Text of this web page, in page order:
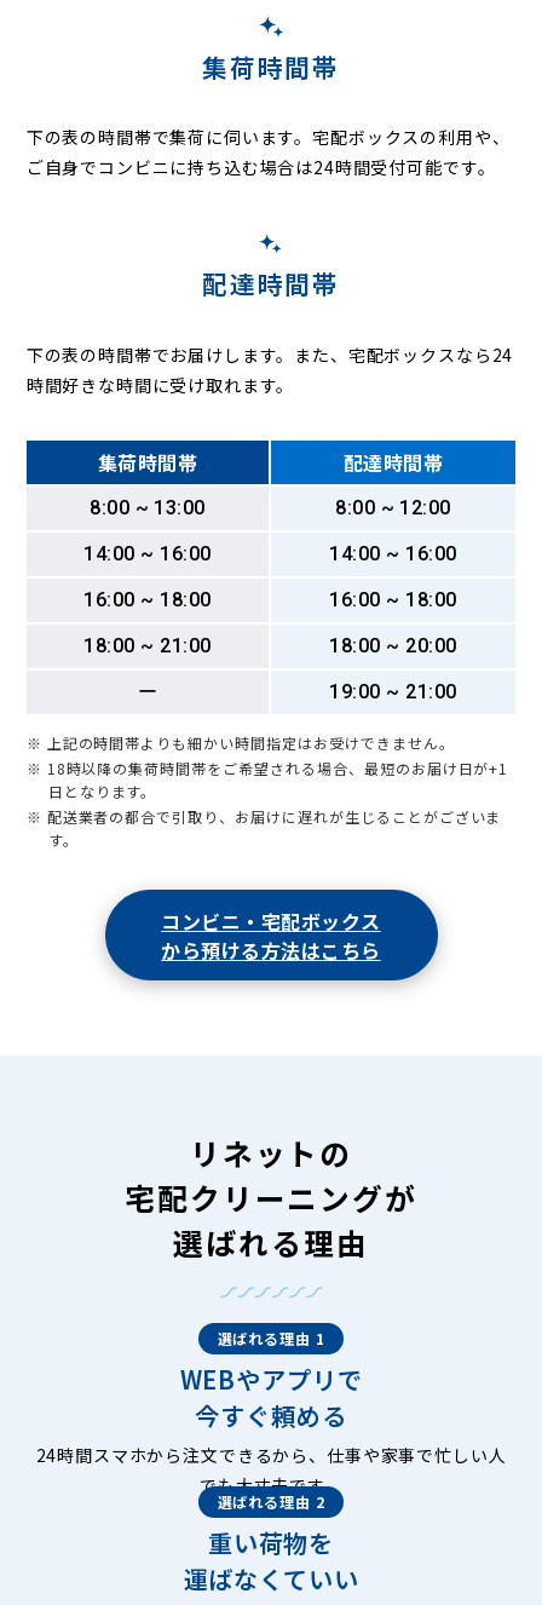
集荷時間帯
下の表の時間帯で集荷に伺います。宅配ボックスの利用や、
ご自身でコンビニに持ち込む場合は24時間受付可能です。
配達時間帯
下の表の時間帯でお届けします。また、宅配ボックスなら24
時間好きな時間に受け取れます。
集荷時間帯 配達時間帯
8:00 ~ 13:00
8:00 ~ 12:00
14:00 ~ 16:00
14:00 ~ 16:00
16:00 ~ 18:00
16:00 ~ 18:00
18:00 ~ 21:00
18:00 ~ 20:00
ー
19:00 ~ 21:00
※ 上記の時間帯よりも細かい時間指定はお受けできません。
※ 18時以降の集荷時間帯をご希望される場合、最短のお届け日が+1
日となります。
※ 配送業者の都合で引取り、お届けに遅れが生じることがございま
す。
コンビニ・宅配ボックス
から預ける方法はこちら
リネットの
宅配クリーニングが
選ばれる理由
選ばれる理由 1
WEBやアプリで
今すぐ頼める
24時間スマホから注文できるから、仕事や家事で忙しい人
でも大丈夫です。
選ばれる理由 2
重い荷物を
運ばなくていい